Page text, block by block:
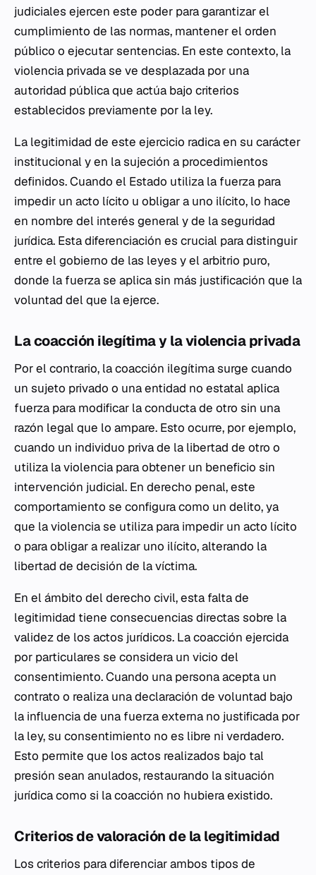
judiciales ejercen este poder para garantizar el
cumplimiento de las normas, mantener el orden
público o ejecutar sentencias. En este contexto, la
violencia privada se ve desplazada por una
autoridad pública que actúa bajo criterios
establecidos previamente por la ley.
La legitimidad de este ejercicio radica en su carácter
institucional y en la sujeción a procedimientos
definidos. Cuando el Estado utiliza la fuerza para
impedir un acto lícito u obligar a uno ilícito, lo hace
en nombre del interés general y de la seguridad
jurídica. Esta diferenciación es crucial para distinguir
entre el gobierno de las leyes y el arbitrio puro,
donde la fuerza se aplica sin más justificación que la
voluntad del que la ejerce.
La coacción ilegítima y la violencia privada
Por el contrario, la coacción ilegítima surge cuando
un sujeto privado o una entidad no estatal aplica
fuerza para modificar la conducta de otro sin una
razón legal que lo ampare. Esto ocurre, por ejemplo,
cuando un individuo priva de la libertad de otro o
utiliza la violencia para obtener un beneficio sin
intervención judicial. En derecho penal, este
comportamiento se configura como un delito, ya
que la violencia se utiliza para impedir un acto lícito
o para obligar a realizar uno ilícito, alterando la
libertad de decisión de la víctima.
En el ámbito del derecho civil, esta falta de
legitimidad tiene consecuencias directas sobre la
validez de los actos jurídicos. La coacción ejercida
por particulares se considera un vicio del
consentimiento. Cuando una persona acepta un
contrato o realiza una declaración de voluntad bajo
la influencia de una fuerza externa no justificada por
la ley, su consentimiento no es libre ni verdadero.
Esto permite que los actos realizados bajo tal
presión sean anulados, restaurando la situación
jurídica como si la coacción no hubiera existido.
Criterios de valoración de la legitimidad
Los criterios para diferenciar ambos tipos de